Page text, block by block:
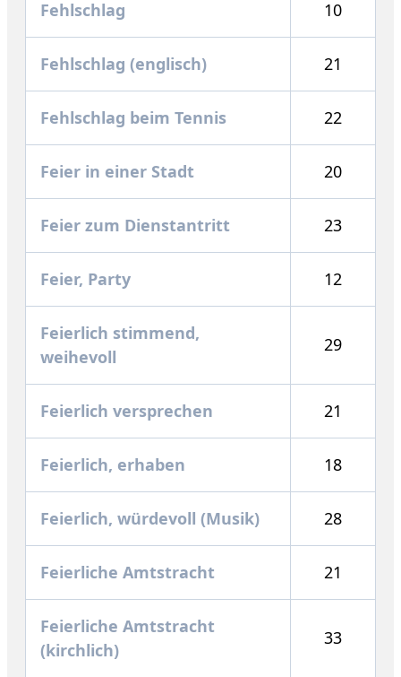
Fehlschlag 10
Fehlschlag (englisch) 21
Fehlschlag beim Tennis 22
Feier in einer Stadt 20
Feier zum Dienstantritt 23
Feier, Party 12
Feierlich stimmend,
weihevoll
29
Feierlich versprechen 21
Feierlich, erhaben 18
Feierlich, würdevoll (Musik) 28
Feierliche Amtstracht 21
Feierliche Amtstracht
(kirchlich)
33